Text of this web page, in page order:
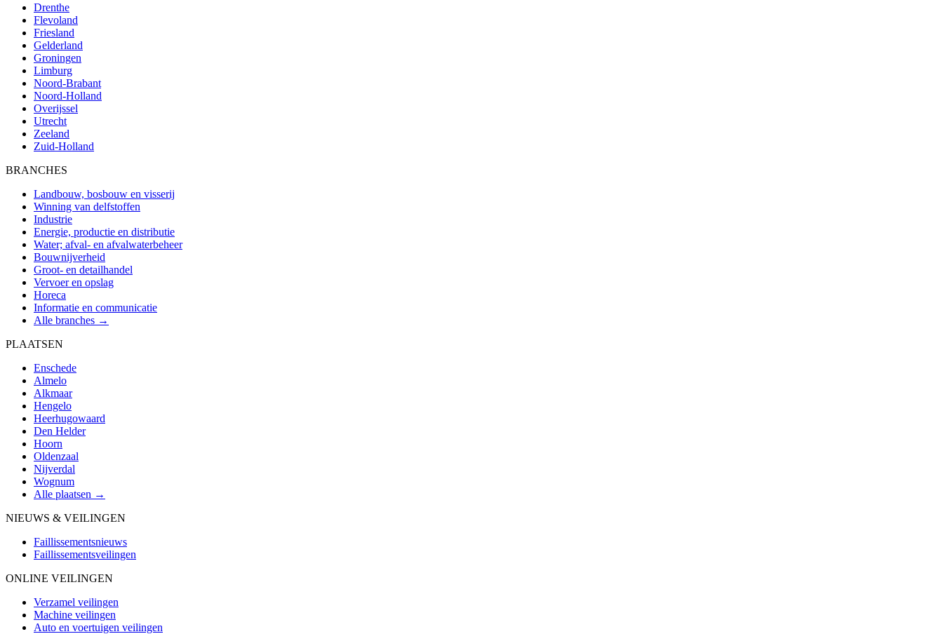
Drenthe
Flevoland
Friesland
Gelderland
Groningen
Limburg
Noord-Brabant
Noord-Holland
Overijssel
Utrecht
Zeeland
Zuid-Holland
BRANCHES
Landbouw, bosbouw en visserij
Winning van delfstoffen
Industrie
Energie, productie en distributie
Water; afval- en afvalwaterbeheer
Bouwnijverheid
Groot- en detailhandel
Vervoer en opslag
Horeca
Informatie en communicatie
Alle branches →
PLAATSEN
Enschede
Almelo
Alkmaar
Hengelo
Heerhugowaard
Den Helder
Hoorn
Oldenzaal
Nijverdal
Wognum
Alle plaatsen →
NIEUWS & VEILINGEN
Faillissementsnieuws
Faillissementsveilingen
ONLINE VEILINGEN
Verzamel veilingen
Machine veilingen
Auto en voertuigen veilingen